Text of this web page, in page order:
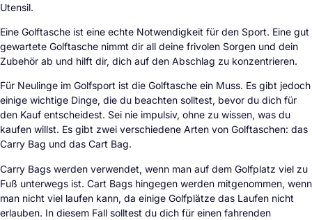
Utensil.
Eine Golftasche ist eine echte Notwendigkeit für den Sport. Eine gut
gewartete Golftasche nimmt dir all deine frivolen Sorgen und dein
Zubehör ab und hilft dir, dich auf den Abschlag zu konzentrieren.
Für Neulinge im Golfsport ist die Golftasche ein Muss. Es gibt jedoch
einige wichtige Dinge, die du beachten solltest, bevor du dich für
den Kauf entscheidest. Sei nie impulsiv, ohne zu wissen, was du
kaufen willst. Es gibt zwei verschiedene Arten von Golftaschen: das
Carry Bag und das Cart Bag.
Carry Bags werden verwendet, wenn man auf dem Golfplatz viel zu
Fuß unterwegs ist. Cart Bags hingegen werden mitgenommen, wenn
man nicht viel laufen kann, da einige Golfplätze das Laufen nicht
erlauben. In diesem Fall solltest du dich für einen fahrenden